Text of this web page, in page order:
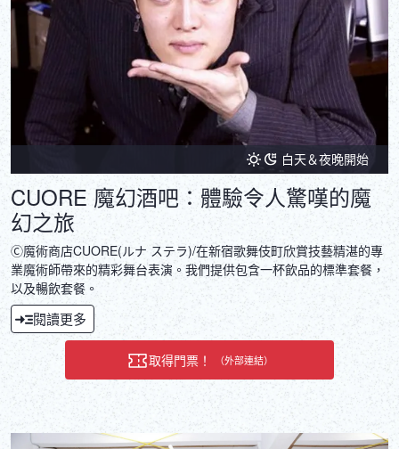
白天＆夜晚開始
CUORE 魔幻酒吧：體驗令人驚嘆的魔
幻之旅
Ⓒ魔術商店CUORE(ルナ ステラ)/在新宿歌舞伎町欣賞技藝精湛的專
業魔術師帶來的精彩舞台表演。我們提供包含一杯飲品的標準套餐，
以及暢飲套餐。
閱讀更多
取得門票！ （外部連結）